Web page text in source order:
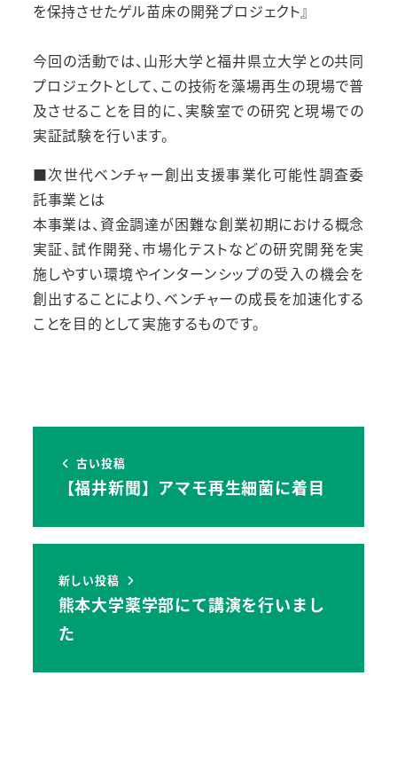
を保持させたゲル苗床の開発プロジェクト』
今回の活動では、山形大学と福井県立大学との共同
プロジェクトとして、この技術を藻場再生の現場で普
及させることを目的に、実験室での研究と現場での
実証試験を行います。
■次世代ベンチャー創出支援事業化可能性調査委
託事業とは
本事業は、資金調達が困難な創業初期における概念
実証、試作開発、市場化テストなどの研究開発を実
施しやすい環境やインターンシップの受入の機会を
創出することにより、ベンチャーの成長を加速化する
ことを目的として実施するものです。
古い投稿
【福井新聞】アマモ再生細菌に着目
新しい投稿
熊本大学薬学部にて講演を行いまし
た